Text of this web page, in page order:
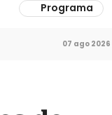
Programa
07 ago 2026